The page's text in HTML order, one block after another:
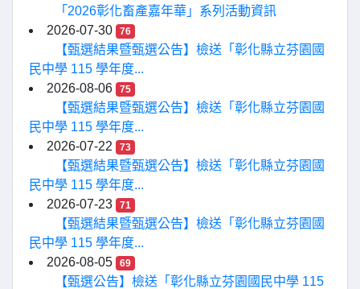
「2026彰化畜產嘉年華」系列活動資訊
2026-07-30
76
【甄選結果暨甄選公告】檢送「彰化縣立芬園國
民中學 115 學年度...
2026-08-06
75
【甄選結果暨甄選公告】檢送「彰化縣立芬園國
民中學 115 學年度...
2026-07-22
73
【甄選結果暨甄選公告】檢送「彰化縣立芬園國
民中學 115 學年度...
2026-07-23
71
【甄選結果暨甄選公告】檢送「彰化縣立芬園國
民中學 115 學年度...
2026-08-05
69
【甄選公告】檢送「彰化縣立芬園國民中學 115